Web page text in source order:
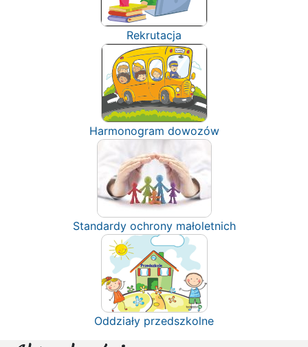
Rekrutacja
Harmonogram dowozów
Standardy ochrony małoletnich
Oddziały przedszkolne